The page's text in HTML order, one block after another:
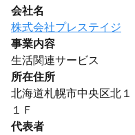
会社名
株式会社プレステイジ
事業内容
生活関連サービス
所在住所
北海道札幌市中央区北
１Ｆ
代表者